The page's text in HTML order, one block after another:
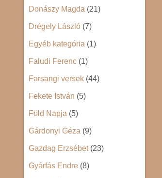
Donászy Magda (21)
Drégely László (7)
Egyéb kategória (1)
Faludi Ferenc (1)
Farsangi versek (44)
Fekete István (5)
Föld Napja (5)
Gárdonyi Géza (9)
Gazdag Erzsébet(23)
Gyárfás Endre (8)